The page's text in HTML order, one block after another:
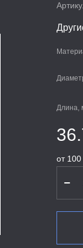
Длина,
от